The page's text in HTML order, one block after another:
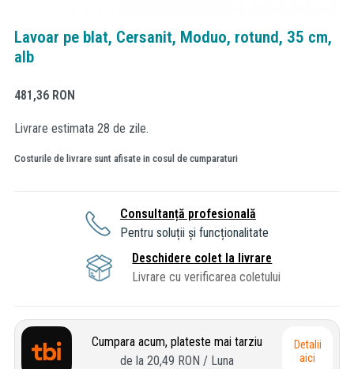
Lavoar pe blat, Cersanit, Moduo, rotund, 35 cm,
alb
481,36 RON
Livrare estimata 28 de zile.
Costurile de livrare sunt afisate in cosul de cumparaturi
Consultanță profesională
Pentru soluții și funcționalitate
Deschidere colet la livrare
Livrare cu verificarea coletului
Cumpara acum, plateste mai tarziu
de la 20,49 RON / Luna
Detalii
aici